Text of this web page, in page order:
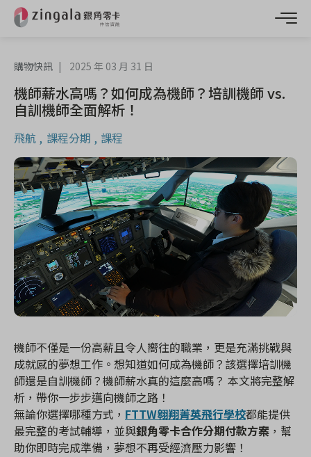
購物快訊 2025 年 03 月 31 日
機師薪水高嗎？如何成為機師？培訓機師 vs.
自訓機師全面解析！
飛航 課程分期 課程
機師不僅是一份高薪且令人嚮往的職業，更是充滿挑戰與
成就感的夢想工作。想知道如何成為機師？該選擇培訓機
師還是自訓機師？機師薪水真的這麼高嗎？ 本文將完整解
析，帶你一步步邁向機師之路！
無論你選擇哪種方式， FTTW翱翔菁英飛行學校都能提供
最完整的考試輔導，並與銀角零卡合作分期付款方案 ，幫
助你即時完成準備，夢想不再受經濟壓力影響！